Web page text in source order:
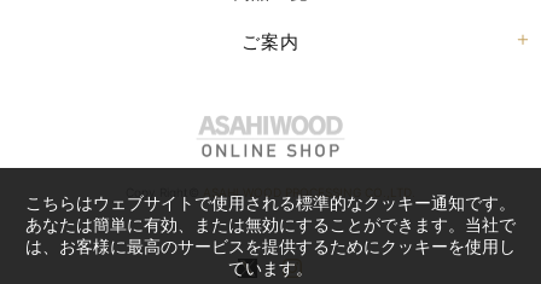
ご案内
Copy Right© ASAHI WOOD PROCESSING CO.,LTD.
こちらはウェブサイトで使用される標準的なクッキー通知です。
あなたは簡単に有効、または無効にすることができます。当社で
は、お客様に最高のサービスを提供するためにクッキーを使用し
ています。